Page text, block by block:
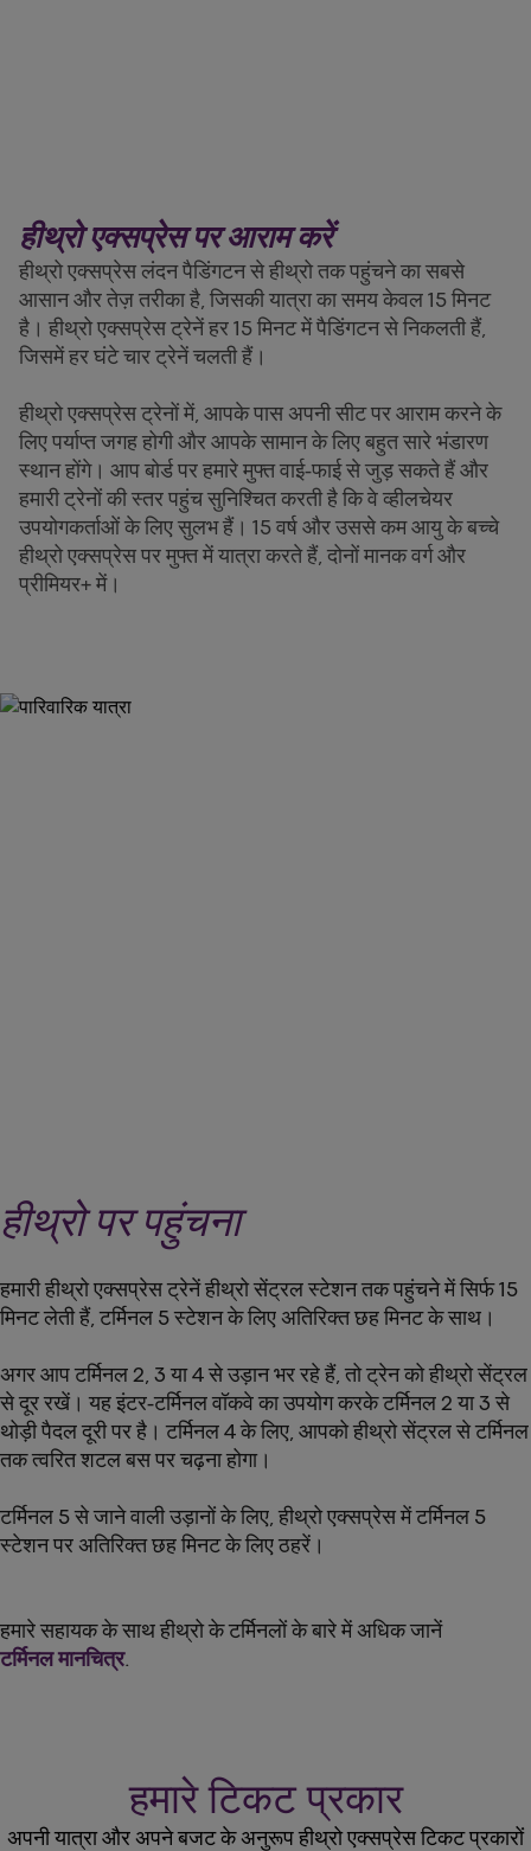
हीथ्रो एक्सप्रेस पर आराम करें
हीथ्रो एक्सप्रेस लंदन पैडिंगटन से हीथ्रो तक पहुंचने का सबसे
आसान और तेज़ तरीका है, जिसकी यात्रा का समय केवल 15 मिनट
है। हीथ्रो एक्सप्रेस ट्रेनें हर 15 मिनट में पैडिंगटन से निकलती हैं,
जिसमें हर घंटे चार ट्रेनें चलती हैं।
हीथ्रो एक्सप्रेस ट्रेनों में, आपके पास अपनी सीट पर आराम करने के
लिए पर्याप्त जगह होगी और आपके सामान के लिए बहुत सारे भंडारण
स्थान होंगे। आप बोर्ड पर हमारे मुफ्त वाई-फाई से जुड़ सकते हैं और
हमारी ट्रेनों की स्तर पहुंच सुनिश्चित करती है कि वे व्हीलचेयर
उपयोगकर्ताओं के लिए सुलभ हैं। 15 वर्ष और उससे कम आयु के बच्चे
हीथ्रो एक्सप्रेस पर मुफ्त में यात्रा करते हैं, दोनों मानक वर्ग और
प्रीमियर+ में।
हीथ्रो पर पहुंचना
हमारी हीथ्रो एक्सप्रेस ट्रेनें हीथ्रो सेंट्रल स्टेशन तक पहुंचने में सिर्फ 15
मिनट लेती हैं, टर्मिनल 5 स्टेशन के लिए अतिरिक्त छह मिनट के साथ।
अगर आप टर्मिनल 2, 3 या 4 से उड़ान भर रहे हैं, तो ट्रेन को हीथ्रो सेंट्रल
से दूर रखें। यह इंटर-टर्मिनल वॉकवे का उपयोग करके टर्मिनल 2 या 3 से
थोड़ी पैदल दूरी पर है। टर्मिनल 4 के लिए, आपको हीथ्रो सेंट्रल से टर्मिनल
तक त्वरित शटल बस पर चढ़ना होगा।
टर्मिनल 5 से जाने वाली उड़ानों के लिए, हीथ्रो एक्सप्रेस में टर्मिनल 5
स्टेशन पर अतिरिक्त छह मिनट के लिए ठहरें।
हमारे सहायक के साथ हीथ्रो के टर्मिनलों के बारे में अधिक जानें
टर्मिनल मानचित्र.
हमारे टिकट प्रकार
अपनी यात्रा और अपने बजट के अनुरूप हीथ्रो एक्सप्रेस टिकट प्रकारों